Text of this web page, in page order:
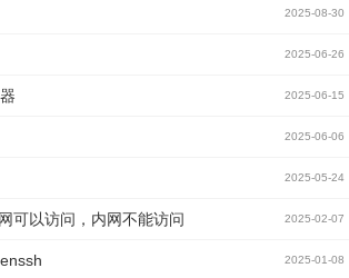
2025-08-30
2025-06-26
2025-06-15
2025-06-06
2025-05-24
可以访问，内网不能访问 2025-02-07
2025-01-08